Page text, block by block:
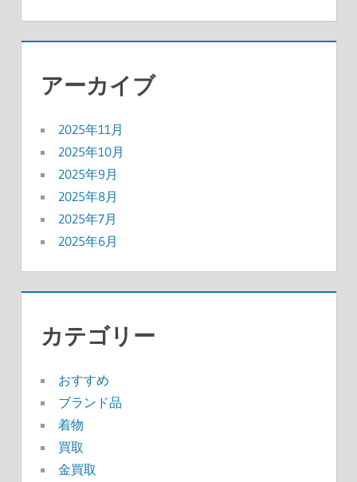
アーカイブ
2025年11月
2025年10月
2025年9月
2025年8月
2025年7月
2025年6月
カテゴリー
おすすめ
ブランド品
着物
買取
金買取